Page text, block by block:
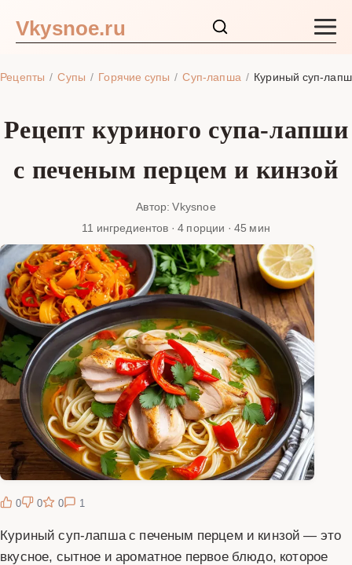
Vkysnoe.ru
Рецепты Супы Горячие супы Суп-лапша Куриный суп-
Рецепт куриного супа-лапши
с печеным перцем и кинзой
Автор: Vkysnoe
11 ингредиентов · 4 порции · 45 мин
0 0 0 1
Куриный суп-лапша с печеным перцем и кинзой — это
вкусное, сытное и ароматное первое блюдо, которое